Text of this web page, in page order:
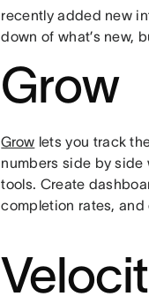
recently added new
down of what’s new,
Grow
Grow lets you track
numbers side by side
tools. Create
completion rates,